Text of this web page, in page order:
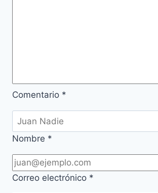
Comentario *
Nombre *
Correo electrónico *